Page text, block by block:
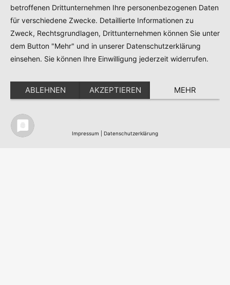
betroffenen Drittunternehmen Ihre personenbezogenen Daten
für verschiedene Zwecke. Detaillierte Informationen zu
Zweck, Rechtsgrundlagen, Drittunternehmen können Sie unter
dem Button "Mehr" und in unserer Datenschutzerklärung
einsehen. Sie können Ihre Einwilligung jederzeit widerrufen.
ABLEHNEN AKZEPTIEREN MEHR
Impressum Datenschutzerklärung